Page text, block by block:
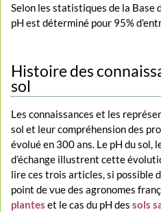
Selon les statistiques de la Base
pH est déterminé pour 95%
Histoire des
sol
Les connaissances et les
sol et leur compréhension des
évolué en 300 ans. Le pH du sol,
d’échange illustrent cette
lire ces trois articles, si possible
point de vue des agronomes
plantes et le cas du pH dessols